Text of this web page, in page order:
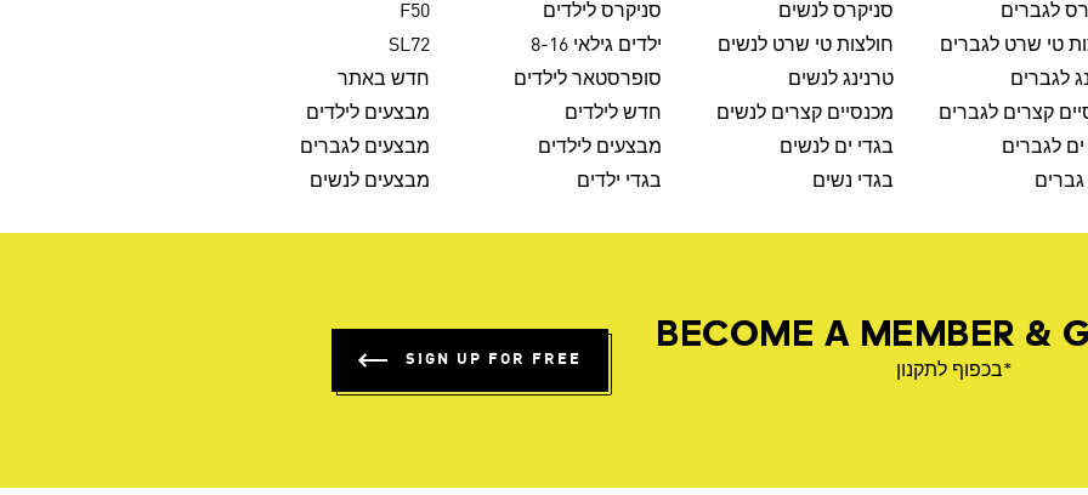
לגברים סניקרס לנשים סניקרס לילדים
F50
טי שרט לגברים חולצות טי שרט לנשים ילדים גילאי 8-16
SL72
לגברים טרנינג לנשים סופרסטאר לילדים
חדש באתר
קצרים לגברים מכנסיים קצרים לנשים חדש לילדים
מבצעים לילדים
ים לגברים בגדי ים לנשים מבצעים לילדים
מבצעים לגברים
גברים בגדי נשים בגדי ילדים מבצעים לנשים
BECOME A MEMBER &
*בכפוף לתקנון
SIGN UP FOR FREE